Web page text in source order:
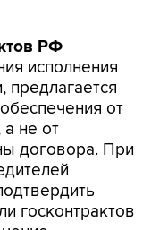
РФ
исполнения
предлагается
от
не от
договора. При
госконтрактов